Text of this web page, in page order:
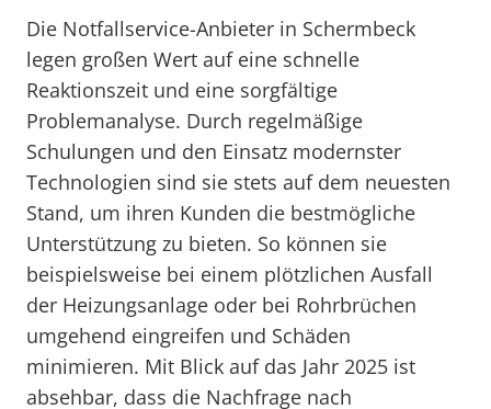
Die Notfallservice-Anbieter in Schermbeck
legen großen Wert auf eine schnelle
Reaktionszeit und eine sorgfältige
Problemanalyse. Durch regelmäßige
Schulungen und den Einsatz modernster
Technologien sind sie stets auf dem neuesten
Stand, um ihren Kunden die bestmögliche
Unterstützung zu bieten. So können sie
beispielsweise bei einem plötzlichen Ausfall
der Heizungsanlage oder bei Rohrbrüchen
umgehend eingreifen und Schäden
minimieren. Mit Blick auf das Jahr 2025 ist
absehbar, dass die Nachfrage nach